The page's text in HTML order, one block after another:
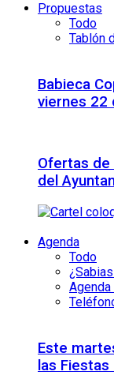
Propuestas
Todo
Tablón
Babieca
viernes 22
Ofertas
del
Agenda
Todo
¿Sabias
Este
las